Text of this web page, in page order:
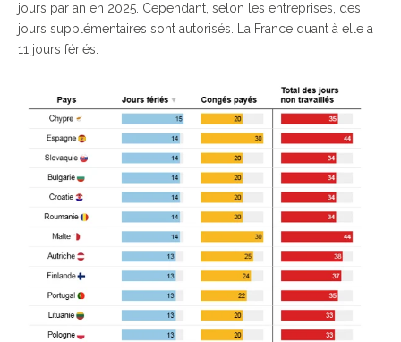
jours par an en 2025. Cependant, selon les entreprises, des
jours supplémentaires sont autorisés. La France quant à elle a
11 jours fériés